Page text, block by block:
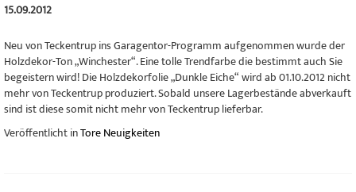
15.09.2012
Neu von Teckentrup ins Garagentor-Programm aufgenommen wurde der
Holzdekor-Ton „Winchester“. Eine tolle Trendfarbe die bestimmt auch Sie
begeistern wird! Die Holzdekorfolie „Dunkle Eiche“ wird ab 01.10.2012 nicht
mehr von Teckentrup produziert. Sobald unsere Lagerbestände abverkauft
sind ist diese somit nicht mehr von Teckentrup lieferbar.
Veröffentlicht inTore Neuigkeiten